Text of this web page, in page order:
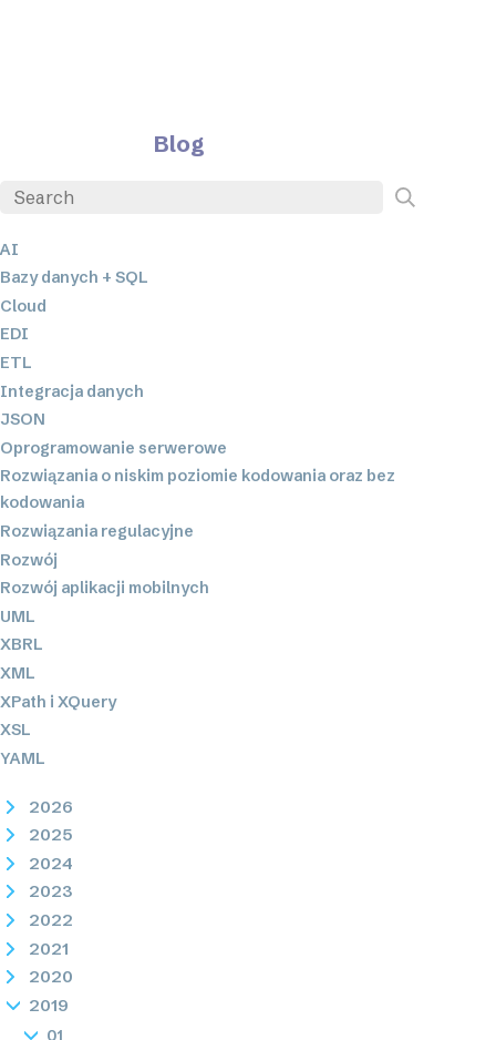
Blog
AI
Bazy danych + SQL
Cloud
EDI
ETL
Integracja danych
JSON
Oprogramowanie serwerowe
Rozwiązania o niskim poziomie kodowania oraz bez
kodowania
Rozwiązania regulacyjne
Rozwój
Rozwój aplikacji mobilnych
UML
XBRL
XML
XPath i XQuery
XSL
YAML
2026
2025
2024
2023
2022
2021
2020
2019
01